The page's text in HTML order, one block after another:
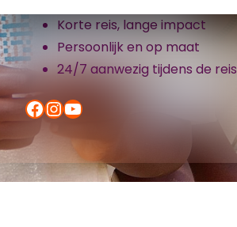
Korte reis, lange impact
Persoonlijk en op maat
24/7 aanwezig tijdens de reis
Facebook InstagramYouTube